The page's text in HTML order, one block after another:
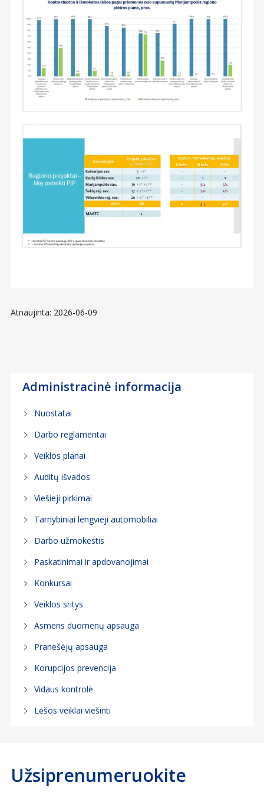
Administracinė informacija
Nuostatai
Darbo reglamentai
Veiklos planai
Auditų išvados
Viešieji pirkimai
Tarnybiniai lengvieji automobiliai
Darbo užmokestis
Paskatinimai ir apdovanojimai
Konkursai
Veiklos sritys
Asmens duomenų apsauga
Pranešėjų apsauga
Korupcijos prevencija
Vidaus kontrolė
Lėšos veiklai viešinti
Atnaujinta: 2026-06-09
Užsiprenumeruokite